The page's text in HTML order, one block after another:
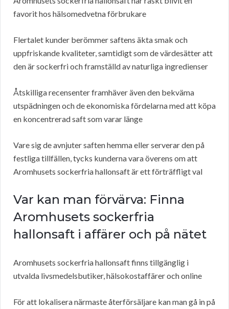
favorit hos hälsomedvetna förbrukare
Flertalet kunder berömmer saftens äkta smak och
uppfriskande kvaliteter, samtidigt som de värdesätter att
den är sockerfri och framställd av naturliga ingredienser
Åtskilliga recensenter framhäver även den bekväma
utspädningen och de ekonomiska fördelarna med att köpa
en koncentrerad saft som varar länge
Vare sig de avnjuter saften hemma eller serverar den på
festliga tillfällen, tycks kunderna vara överens om att
Aromhusets sockerfria hallonsaft är ett förträffligt val
Var kan man förvärva: Finna
Aromhusets sockerfria
hallonsaft i affärer och på nätet
Aromhusets sockerfria hallonsaft finns tillgänglig i
utvalda livsmedelsbutiker, hälsokostaffärer och online
För att lokalisera närmaste återförsäljare kan man gå in på